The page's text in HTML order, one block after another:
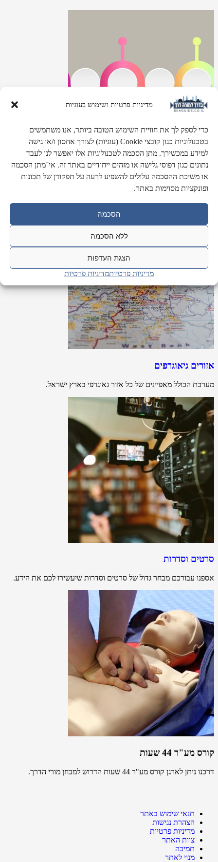
מדיניות פרטיות ושימוש בעוגיות
כדי לספק לך את חוויית השימוש הטובה ביותר, אנו משתמשים
בטכנולוגיות כגון קובצי Cookie (עוגיות) לצורך אחסון ו/או גישה
למידע במכשירך. מתן הסכמה לטכנולוגיות אלו יאפשר לנו לעבד
נתונים כגון דפוסי גלישה או מזהים ייחודיים באתר זה. אי־מתן הסכמה
או משיכת ההסכמה עלולים להשפיע לרעה על תפקודן של תכונות
ופונקציות מסוימות באתר.
הסכמה
ללא הסכמה
הצגת העדפות
מדיניות פרטיותמדיניות פרטיות
ציר הזמן של ירושלים
3000 שנים על ציר זמן מפורט. מתקופת המלוכה ועד הקמת המדינה.
אזורים גיאוגרפים
מערכת הכולל מאפיינים של כל אזור גאוגרפי בארץ ישראל.
סרטים וסדרות
אספנו עבורכם מבחר גדול של סרטים וסדרות שיעשירו לכם את הידע.
קורס מע"ר 44 שעות
דרכנו ניתן לארגן קורס מע"ר 44 שעות הדרוש למבחן מורי הדרך.
תנאי שימוש באתר
הצהרת נגישות
מדיניות פרטיות
צוות האתר
תמיכה
מנוי לאתר